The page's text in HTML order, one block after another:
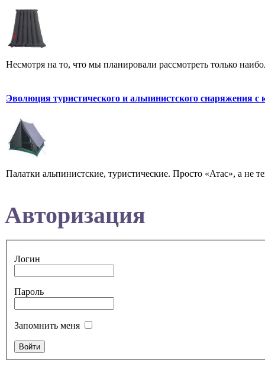
Несмотря на то, что мы планировали рассмотреть только
Эволюция туристического и альпинистского снаряжения с
Палатки альпинистские, туристические. Просто «Атас», а не
Авторизация
Логин
Пароль
Запомнить меня